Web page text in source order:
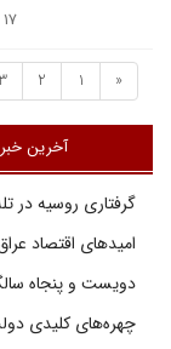
۱۷ مهر ۱۳۸۹
«
1
2
3
آخرین
گرفتاری روسیه در
امیدهای اقتصاد
دویست و پنجاه
چهره‌های کلیدی